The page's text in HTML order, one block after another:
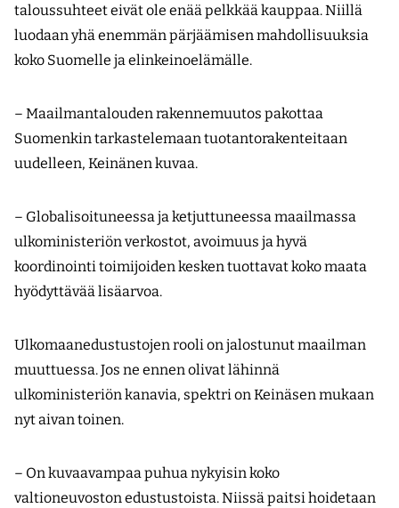
taloussuhteet eivät ole enää pelkkää kauppaa. Niillä
luodaan yhä enemmän pärjäämisen mahdollisuuksia
koko Suomelle ja elinkeinoelämälle.
– Maailmantalouden rakennemuutos pakottaa
Suomenkin tarkastelemaan tuotantorakenteitaan
uudelleen, Keinänen kuvaa.
– Globalisoituneessa ja ketjuttuneessa maailmassa
ulkoministeriön verkostot, avoimuus ja hyvä
koordinointi toimijoiden kesken tuottavat koko maata
hyödyttävää lisäarvoa.
Ulkomaanedustustojen rooli on jalostunut maailman
muuttuessa. Jos ne ennen olivat lähinnä
ulkoministeriön kanavia, spektri on Keinäsen mukaan
nyt aivan toinen.
– On kuvaavampaa puhua nykyisin koko
valtioneuvoston edustustoista. Niissä paitsi hoidetaan